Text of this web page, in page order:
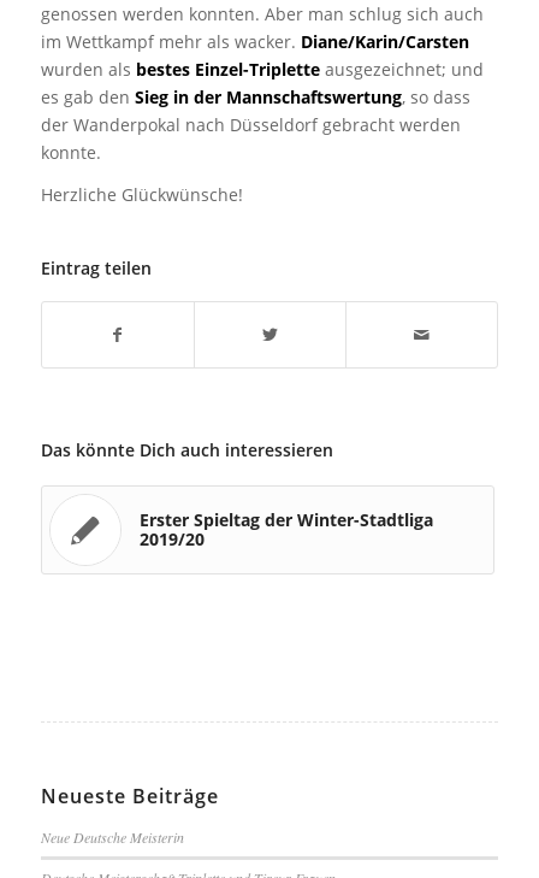
genossen werden konnten. Aber man schlug sich auch
im Wettkampf mehr als wacker. Diane/Karin/Carsten
wurden als bestes Einzel-Tripletteausgezeichnet; und
es gab den Sieg in der Mannschaftswertung, so dass
der Wanderpokal nach Düsseldorf gebracht werden
konnte.
Herzliche Glückwünsche!
Eintrag teilen
Das könnte Dich auch interessieren
Erster Spieltag der Winter-Stadtliga
2019/20
Neueste Beiträge
Neue Deutsche Meisterin